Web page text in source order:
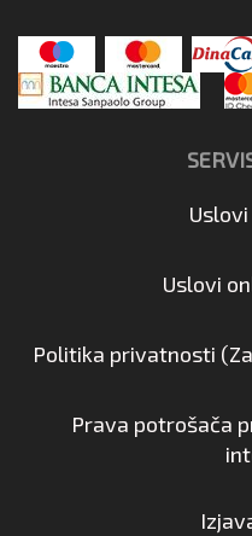
Uslovi
Politika privatnosti
Prava potrošača